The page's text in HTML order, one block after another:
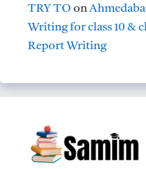
TRY TO on
Writing for class 10 &
Report Writing